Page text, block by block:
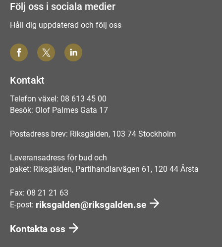
Följ oss i sociala medier
Håll dig uppdaterad och följ oss
Kontakt
Telefon växel: 08 613 45 00
Besök: Olof Palmes Gata 17
Postadress brev: Riksgälden, 103 74 Stockholm
Leveransadress för bud och
paket: Riksgälden, Partihandlarvägen 61, 120 44 Årsta
Fax: 08 21 21 63
E-post: riksgalden@riksgalden.se
Kontakta oss